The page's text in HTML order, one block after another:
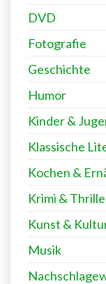
DVD
Fotografie
Geschichte
Humor
Kinder &
Klassische
Kochen &
Krimi &
Kunst &
Musik